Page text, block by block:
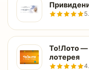
То!Лото —
лотерея